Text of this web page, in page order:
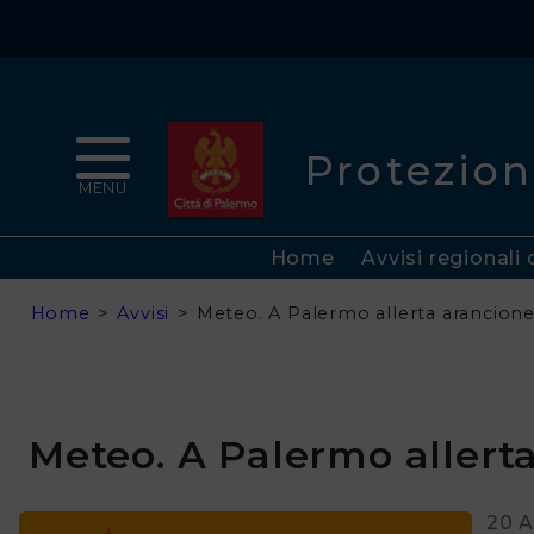
Palermo
Home
Chi
MENU
Home Avvisi regionali
Home > Avvisi > Meteo. A Palermo allerta
Meteo. A Palermo
20